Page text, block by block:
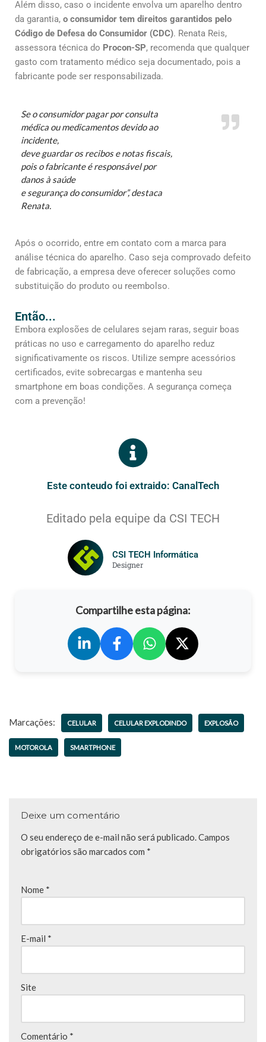
Além disso, caso o incidente envolva um aparelho dentro
da garantia, o consumidor tem direitos garantidos pelo
Código de Defesa do Consumidor (CDC). Renata Reis,
assessora técnica do Procon-SP, recomenda que qualquer
gasto com tratamento médico seja documentado, pois a
fabricante pode ser responsabilizada.
Se o consumidor pagar por consulta
médica ou medicamentos devido ao
incidente,
deve guardar os recibos e notas fiscais,
pois o fabricante é responsável por
danos à saúde
e segurança do consumidor”, destaca
Renata.
Após o ocorrido, entre em contato com a marca para
análise técnica do aparelho. Caso seja comprovado defeito
de fabricação, a empresa deve oferecer soluções como
substituição do produto ou reembolso.
Então...
Embora explosões de celulares sejam raras, seguir boas
práticas no uso e carregamento do aparelho reduz
significativamente os riscos. Utilize sempre acessórios
certificados, evite sobrecargas e mantenha seu
smartphone em boas condições. A segurança começa
com a prevenção!
Este conteudo foi extraido: CanalTech
Editado pela equipe da CSI TECH
CSI TECH Informática
Designer
Compartilhe esta página:
Marcações: CELULAR CELULAR EXPLODINDO EXPLOSÃO
MOTOROLA SMARTPHONE
Deixe um comentário
O seu endereço de e-mail não será publicado.Campos
obrigatórios são marcados com *
Nome *
E-mail *
Site
Comentário *